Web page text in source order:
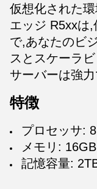
仮想化された
エッジ R5xxは
で,あなたのビ
スとスケーラ
サーバーは強
特徴
プロセッサ:
メモリ: 16GB
記憶容量: